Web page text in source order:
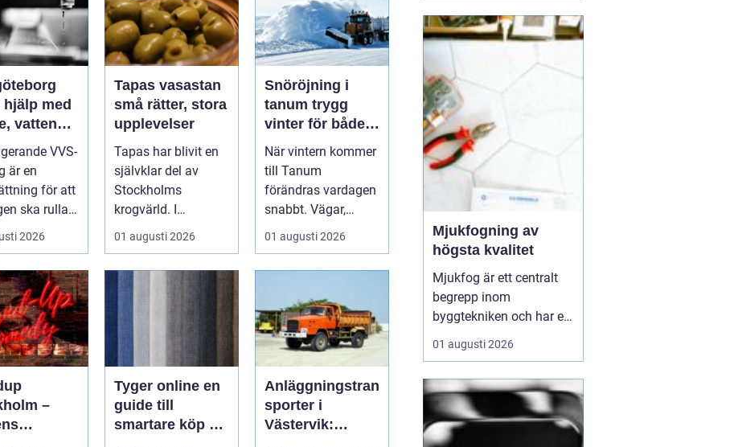
med
vatten
VVS-
är en
för att
ska rulla
värmen
var...
2026
Tapas vasastan
små rätter, stora
upplevelser
Tapas har blivit en
självklar del av
Stockholms
krogvärld. I
stadsdelen
Vasastan har
utvecklingen gå...
01 augusti 2026
Snöröjning i
tanum trygg
vinter för både
privatpersoner
och företag
När vintern kommer
till Tanum
förändras vardagen
snabbt. Vägar,
uppfarter,
parkeringar och
gångvägar...
01 augusti 2026
–
för
Tyger online en
guide till
smartare köp av
tyg och
Anläggningstran
sporter i
Västervik:
Effektiva
korta och branta och
trånga. För att få en
trygg, bekväm och
snabb segling behövs
genomtänkta s...
Mjukfogning av
högsta kvalitet
Mjukfog är ett centralt
begrepp inom
byggtekniken och har en
användningsområden
Fogservice är experter på
mjukfogning och kan
hjälpa till med alla dina
01 augusti 2026